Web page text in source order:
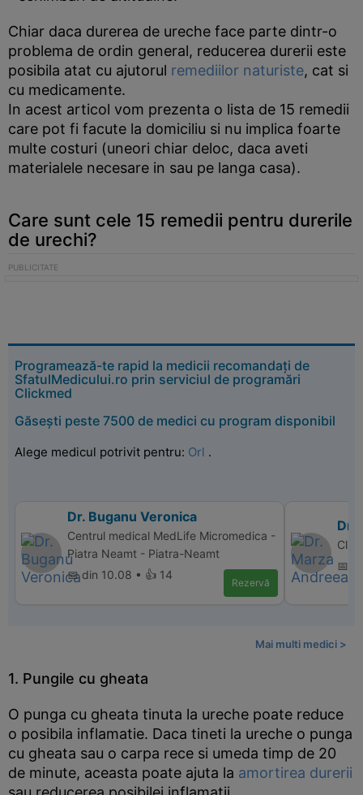
Chiar daca durerea de ureche face parte dintr-o
problema de ordin general, reducerea durerii este
posibila atat cu ajutorul remediilor naturiste, cat si
cu medicamente.
In acest articol vom prezenta o lista de 15 remedii
care pot fi facute la domiciliu si nu implica foarte
multe costuri (uneori chiar deloc, daca aveti
materialele necesare in sau pe langa casa).
Care sunt cele 15 remedii pentru durerile
de urechi?
Programează-te rapid la medicii recomandați de
SfatulMedicului.ro prin serviciul de programări
Clickmed
Găsești peste 7500 de medici cu program disponibil
Alege medicul potrivit pentru: Orl .
Dr. Buganu Veronica
Centrul medical MedLife Micromedica -
Piatra Neamt - Piatra-Neamt
📅 din 10.08 • 👍 14
Rezervă
Dr.
📅
Mai multi medici >
1. Pungile cu gheata
O punga cu gheata tinuta la ureche poate reduce
o posibila inflamatie. Daca tineti la ureche o punga
cu gheata sau o carpa rece si umeda timp de 20
de minute, aceasta poate ajuta la amortirea durerii